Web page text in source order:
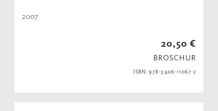
2007
20,50 €
BROSCHUR
ISBN: 978-3-406-11067-2